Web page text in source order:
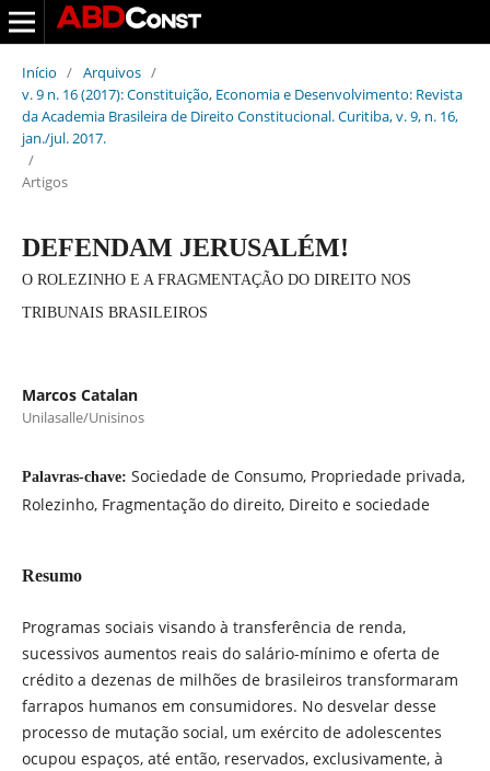
Início / Arquivos /
v. 9 n. 16 (2017): Constituição, Economia e Desenvolvimento: Revista
da Academia Brasileira de Direito Constitucional. Curitiba, v. 9, n. 16,
jan./jul. 2017.
/
Artigos
DEFENDAM JERUSALÉM!
O ROLEZINHO E A FRAGMENTAÇÃO DO DIREITO NOS
TRIBUNAIS BRASILEIROS
Marcos Catalan
Unilasalle/Unisinos
Palavras-chave: Sociedade de Consumo, Propriedade privada,
Rolezinho, Fragmentação do direito, Direito e sociedade
Resumo
Programas sociais visando à transferência de renda,
sucessivos aumentos reais do salário-mínimo e oferta de
crédito a dezenas de milhões de brasileiros transformaram
farrapos humanos em consumidores. No desvelar desse
processo de mutação social, um exército de adolescentes
ocupou espaços, até então, reservados, exclusivamente, à